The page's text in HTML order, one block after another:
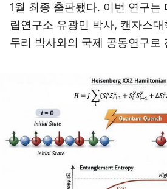
1월 최종 출판됐다. 이번 연구는
립연구소 유광민 박사, 캔자스
두리 박사와의 국제 공동연구로